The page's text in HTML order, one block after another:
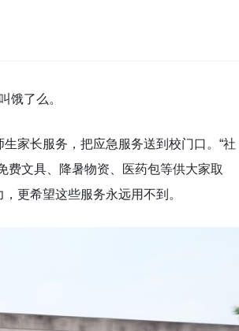
饿了么。
家长服务，把应急服务送到校门口。“社
费文具、降暑物资、医药包等供大家取
更希望这些服务永远用不到。